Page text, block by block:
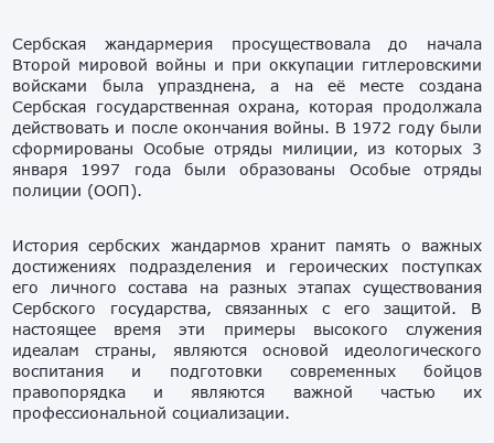
Сербская жандармерия просуществовала до начала
Второй мировой войны и при оккупации гитлеровскими
войсками была упразднена, а на её месте создана
Сербская государственная охрана, которая продолжала
действовать и после окончания войны. В 1972 году были
сформированы Особые отряды милиции, из которых 3
января 1997 года были образованы Особые отряды
полиции (ООП).
История сербских жандармов хранит память о важных
достижениях подразделения и героических поступках
его личного состава на разных этапах существования
Сербского государства, связанных с его защитой. В
настоящее время эти примеры высокого служения
идеалам страны, являются основой идеологического
воспитания и подготовки современных бойцов
правопорядка и являются важной частью их
профессиональной социализации.